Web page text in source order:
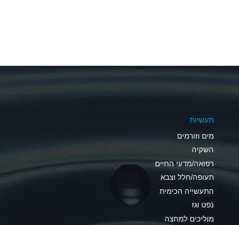
A
B
A
תעשיות
מים וזורמים
השקיה
רפואה/מדעי החיים
תעופה/חלל וצבא
התעשייה הכימית
נפט וגז
מוליכים למחצה